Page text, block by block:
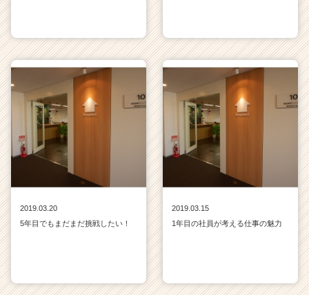
2019.03.20
5年目でもまだまだ挑戦したい！
2019.03.15
1年目の社員が考える仕事の魅力